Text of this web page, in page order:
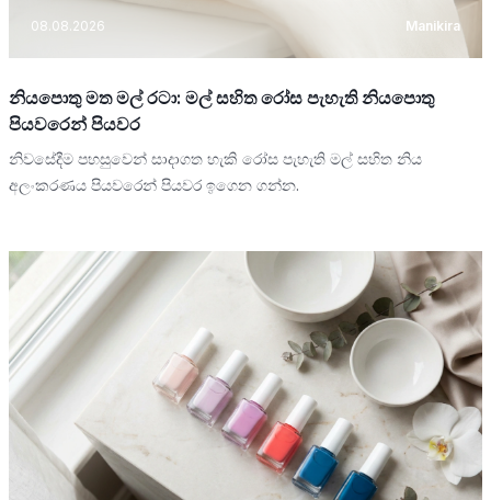
08.08.2026 Manikira
නියපොතු මත මල් රටා: මල් සහිත රෝස පැහැති නියපොතු
පියවරෙන් පියවර
නිවසේදීම පහසුවෙන් සාදාගත හැකි රෝස පැහැති මල් සහිත නිය
අලංකරණය පියවරෙන් පියවර ඉගෙන ගන්න.